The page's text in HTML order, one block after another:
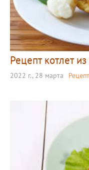
Рецепт котлет
2022 г., 28 марта